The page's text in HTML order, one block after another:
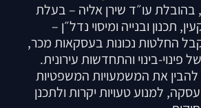
בהובלת עו״ד שירן אליה – בעלת
תכנון ובנייה ומיסוי נדל״ן –
החלטות נכונות בעסקאות מכר,
פינוי-בינוי והתחדשות עירונית.
להבין את המשמעויות המשפטיות
למנוע טעויות יקרות ולתכנן